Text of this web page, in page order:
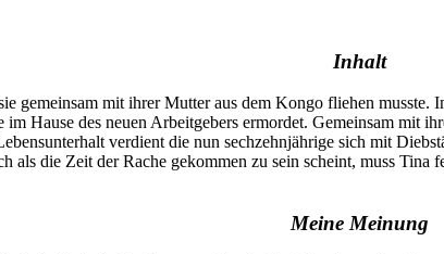
Inhalt
gemeinsam mit ihrer Mutter aus dem Kongo fliehen
Hause des neuen Arbeitgebers ermordet. Gemeinsam mit
verdient die nun sechzehnjährige sich mit
als die Zeit der Rache gekommen zu sein scheint, muss
Meine Meinung